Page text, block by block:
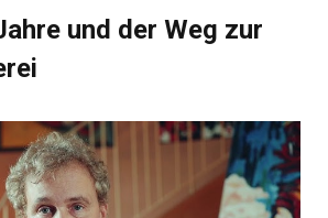
und der Weg zur